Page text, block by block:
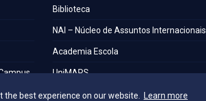
best experience on our website. Learn more
Biblioteca
NAI – Núcleo de Assuntos Internacionais
Academia Escola
UniMAPS
Tour pelos Laboratórios